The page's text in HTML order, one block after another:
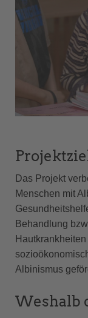
Das Projekt
Menschen mit
Behandlung
Albinismus
Weshalb